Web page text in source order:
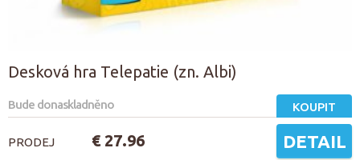
Desková hra Telepatie (zn. Albi)
Bude donaskladněno KOUPIT
PRODEJ € 27.96 DETAIL